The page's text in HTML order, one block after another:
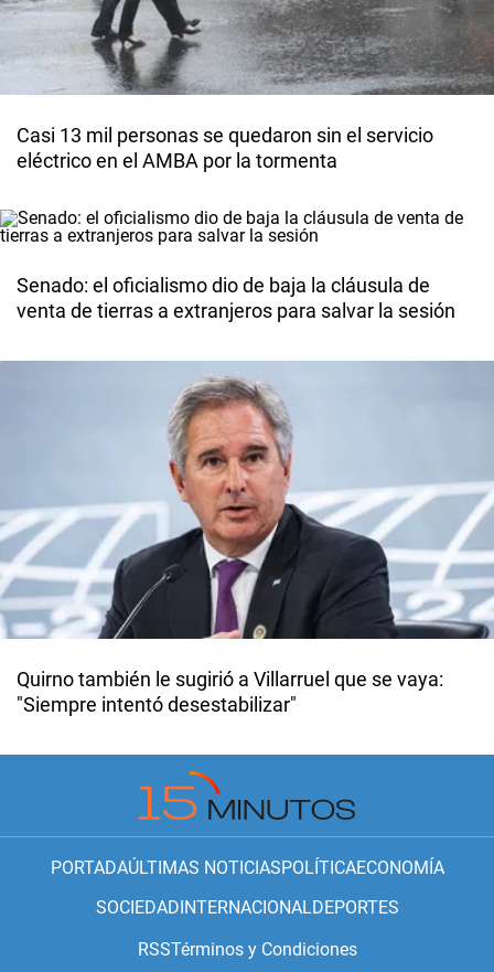
Casi 13 mil personas se quedaron sin el servicio
eléctrico en el AMBA por la tormenta
Senado: el oficialismo dio de baja la cláusula de
venta de tierras a extranjeros para salvar la sesión
Quirno también le sugirió a Villarruel que se vaya:
"Siempre intentó desestabilizar"
PORTADAÚLTIMAS NOTICIASPOLÍTICAECONOMÍA
SOCIEDAD INTERNACIONALDEPORTES
RSSTérminos y Condiciones